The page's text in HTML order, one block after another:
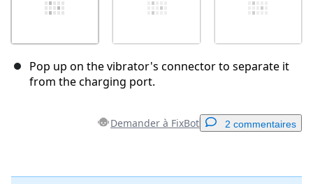
Pop up on the vibrator's connector to separate it
from the charging port.
Demander à FixBot 2 commentaires